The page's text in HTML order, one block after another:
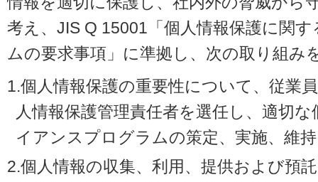
考え、JIS Q 15001「個人情報保護に関
ムの要求事項」に準拠し、次の取り組み
1.個人情報保護の重要性について、従業
人情報保護管理責任者を選任し、適切
イアンスプログラムの策定、実施、維
2.個人情報の収集、利用、提供および預